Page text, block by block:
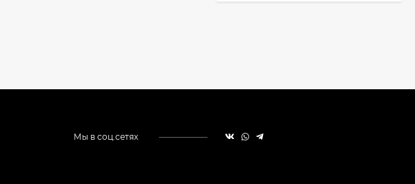
Мы в соц.сетях